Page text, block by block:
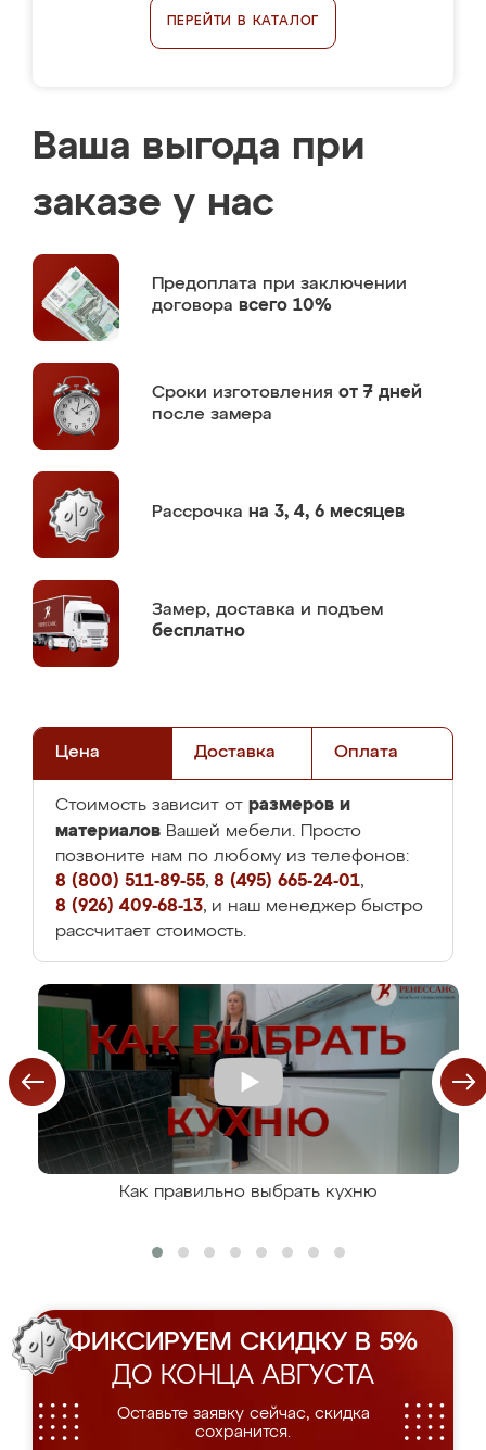
ПЕРЕЙТИ В КАТАЛОГ
Ваша выгода при
заказе у нас
Предоплата при заключении
договора всего 10%
Сроки изготовления от 7 дней
после замера
Рассрочка на 3, 4, 6 месяцев
Замер, доставка и подъем
бесплатно
Цена Доставка Оплата
Стоимость зависит от размеров и
материалов Вашей мебели. Просто
позвоните нам по любому из телефонов:
8 (800) 511-89-55, 8 (495) 665-24-01,
8 (926) 409-68-13, и наш менеджер быстро
рассчитает стоимость.
Как правильно выбрать кухню
ФИКСИРУЕМ СКИДКУ В 5%
ДО КОНЦА АВГУСТА
Оставьте заявку сейчас, скидка
сохранится.